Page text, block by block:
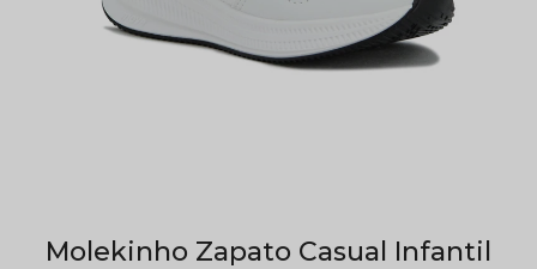
Molekinho Zapato Casual Infantil